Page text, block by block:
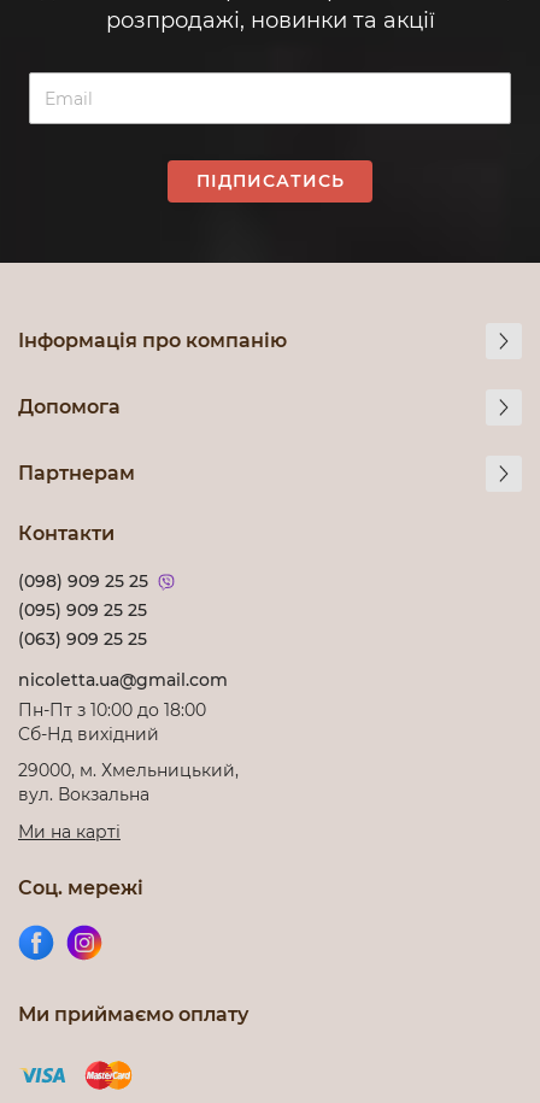
розпродажі, новинки та акції
ПІДПИСАТИСЬ
Інформація про компанію
Допомога
Партнерам
Контакти
(098) 909 25 25
(095) 909 25 25
(063) 909 25 25
nicoletta.ua@gmail.com
Пн-Пт з 10:00 до 18:00
Cб-Нд вихідний
29000, м. Хмельницький,
вул. Вокзальна
Ми на карті
Соц. мережі
Ми приймаємо оплату